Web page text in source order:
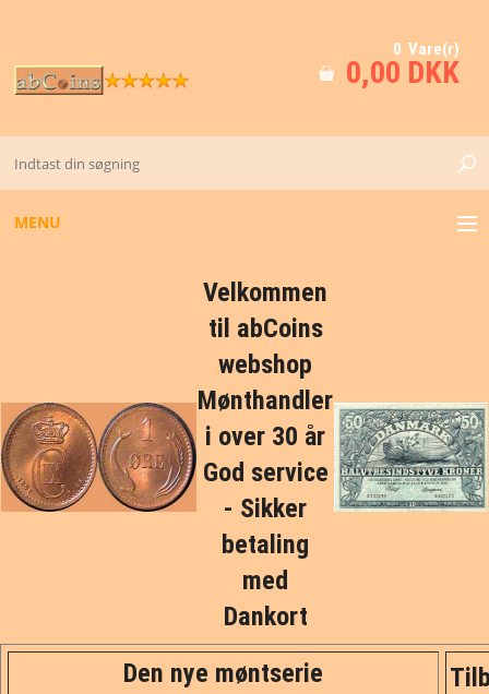
0 Vare(r)
0,00 DKK
MENU
DK FØR 1874
DK FRA 1873
PRØVE/FEJL
Velkommen
til abCoins
webshop
Mønthandler
i over 30 år
God service
- Sikker
betaling
med
Dankort
Den nye møntserie